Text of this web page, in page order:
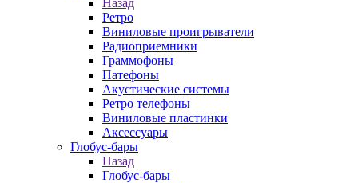
Назад
Ретро
Виниловые проигрыватели
Радиоприемники
Граммофоны
Патефоны
Акустические системы
Ретро телефоны
Виниловые пластинки
Аксессуары
Глобус-бары
Назад
Глобус-бары